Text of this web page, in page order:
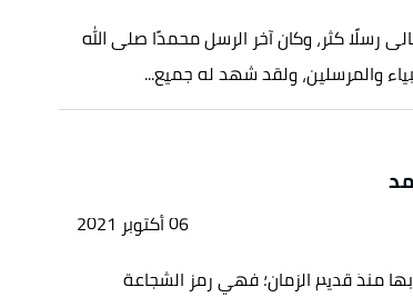
رسلًا كثر، وكان آخر الرسل محمدًا صلى الله
والمرسلين، ولقد شهد له جميع...
06 أكتوبر 2021
منذ قديم الزمان؛ فهي رمز الشجاعة